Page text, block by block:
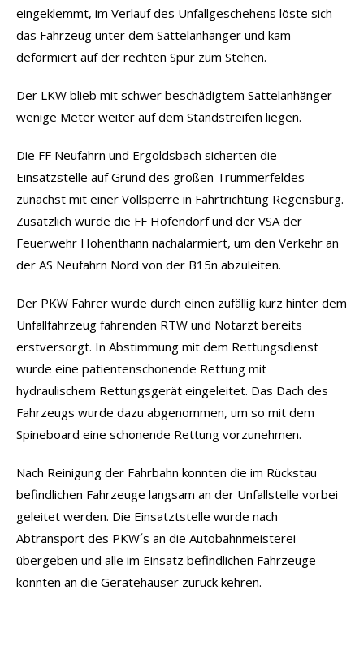
eingeklemmt, im Verlauf des Unfallgeschehens löste sich
das Fahrzeug unter dem Sattelanhänger und kam
deformiert auf der rechten Spur zum Stehen.
Der LKW blieb mit schwer beschädigtem Sattelanhänger
wenige Meter weiter auf dem Standstreifen liegen.
Die FF Neufahrn und Ergoldsbach sicherten die
Einsatzstelle auf Grund des großen Trümmerfeldes
zunächst mit einer Vollsperre in Fahrtrichtung Regensburg.
Zusätzlich wurde die FF Hofendorf und der VSA der
Feuerwehr Hohenthann nachalarmiert, um den Verkehr an
der AS Neufahrn Nord von der B15n abzuleiten.
Der PKW Fahrer wurde durch einen zufällig kurz hinter dem
Unfallfahrzeug fahrenden RTW und Notarzt bereits
erstversorgt. In Abstimmung mit dem Rettungsdienst
wurde eine patientenschonende Rettung mit
hydraulischem Rettungsgerät eingeleitet. Das Dach des
Fahrzeugs wurde dazu abgenommen, um so mit dem
Spineboard eine schonende Rettung vorzunehmen.
Nach Reinigung der Fahrbahn konnten die im Rückstau
befindlichen Fahrzeuge langsam an der Unfallstelle vorbei
geleitet werden. Die Einsatztstelle wurde nach
Abtransport des PKW´s an die Autobahnmeisterei
übergeben und alle im Einsatz befindlichen Fahrzeuge
konnten an die Gerätehäuser zurück kehren.